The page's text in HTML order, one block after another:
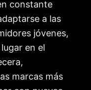
constante
a las
jóvenes,
en el
marcas más